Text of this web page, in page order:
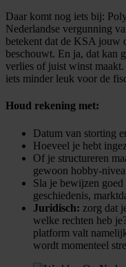
Daar komt nog iets bij:
Nederlandse vergunning
betekent dat de KSA jouw
beschouwt. En ja, dat kan
verlies of juist winst maakt.
iets minder leuk voor de
Houd rekening met:
Datum van storting
Hoeveel je hebt
Of je structureren
gewoon hobby-
Sla je bewijzen
geschiedenis,
Juridisch: zorg dat
welke rechten heb
platform valt
wordt momenteel